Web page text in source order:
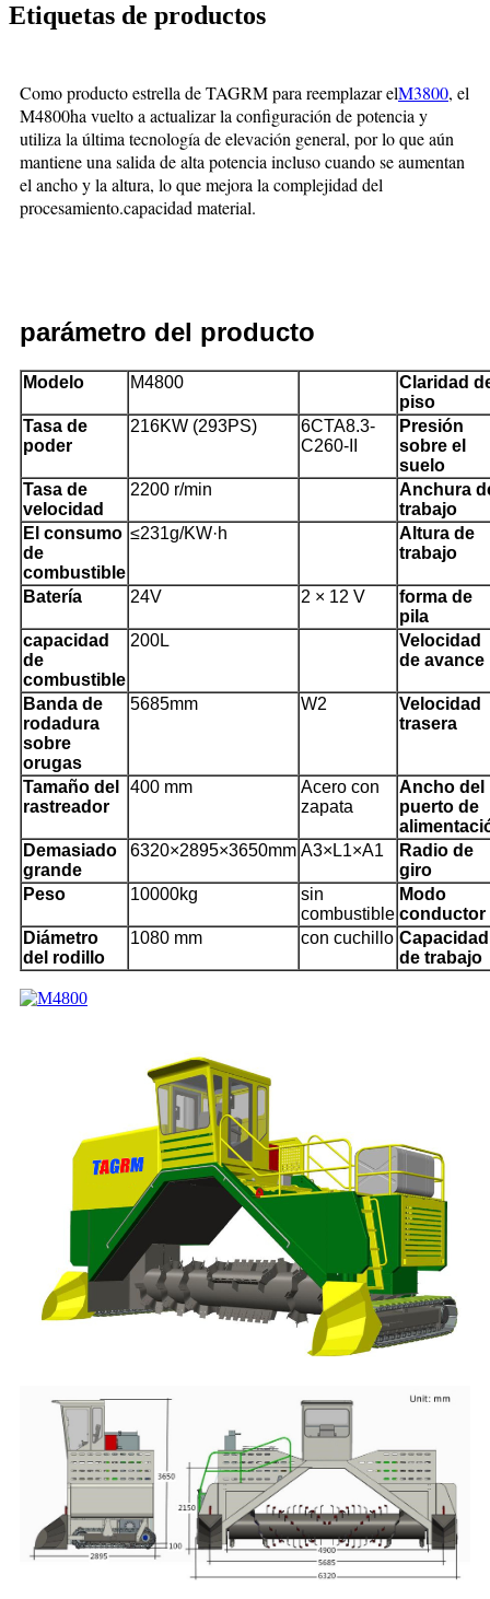
Etiquetas de productos
Como producto estrella de TAGRM para reemplazar elM3800, el
M4800ha vuelto a actualizar la configuración de potencia y
utiliza la última tecnología de elevación general, por lo que aún
mantiene una salida de alta potencia incluso cuando se aumentan
el ancho y la altura, lo que mejora la complejidad del
procesamiento.capacidad material.
parámetro del producto
Modelo M4800
Claridad
piso
Tasa de
poder
216KW (293PS)
6CTA8.3-
C260-II
Presión
sobre el
suelo
Tasa de
velocidad
2200 r/min
Anchura
trabajo
El consumo
de
combustible
≤231g/KW·h
Altura de
trabajo
Batería 24V 2 × 12 V
forma de
pila
capacidad
de
combustible
200L
Velocidad
de avance
Banda de
rodadura
sobre
orugas
5685mm W2
Velocidad
trasera
Tamaño del
rastreador
400 mm
Acero con
zapata
Ancho del
puerto de
Demasiado
grande
6320×2895×3650mm A3×L1×A1
Radio de
giro
Peso
10000kg
sin
combustible
Modo
conductor
Diámetro
del rodillo
1080 mm con cuchillo Capacidad
de trabajo